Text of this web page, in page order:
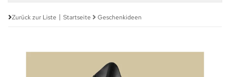
Zurück zur Liste Startseite Geschenkideen